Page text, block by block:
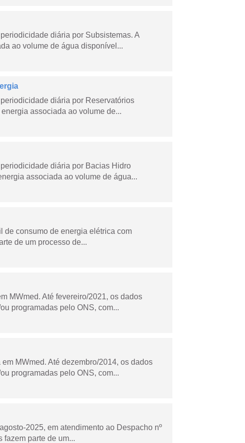
diária por Subsistemas. A
ao volume de água disponível...
diária por Reservatórios
associada ao volume de...
diária por Bacias Hidro
associada ao volume de água...
de consumo de energia elétrica com
de um processo de...
MWmed. Até fevereiro/2021, os dados
programadas pelo ONS, com...
MWmed. Até dezembro/2014, os dados
programadas pelo ONS, com...
2025, em atendimento ao Despacho nº
fazem parte de um...